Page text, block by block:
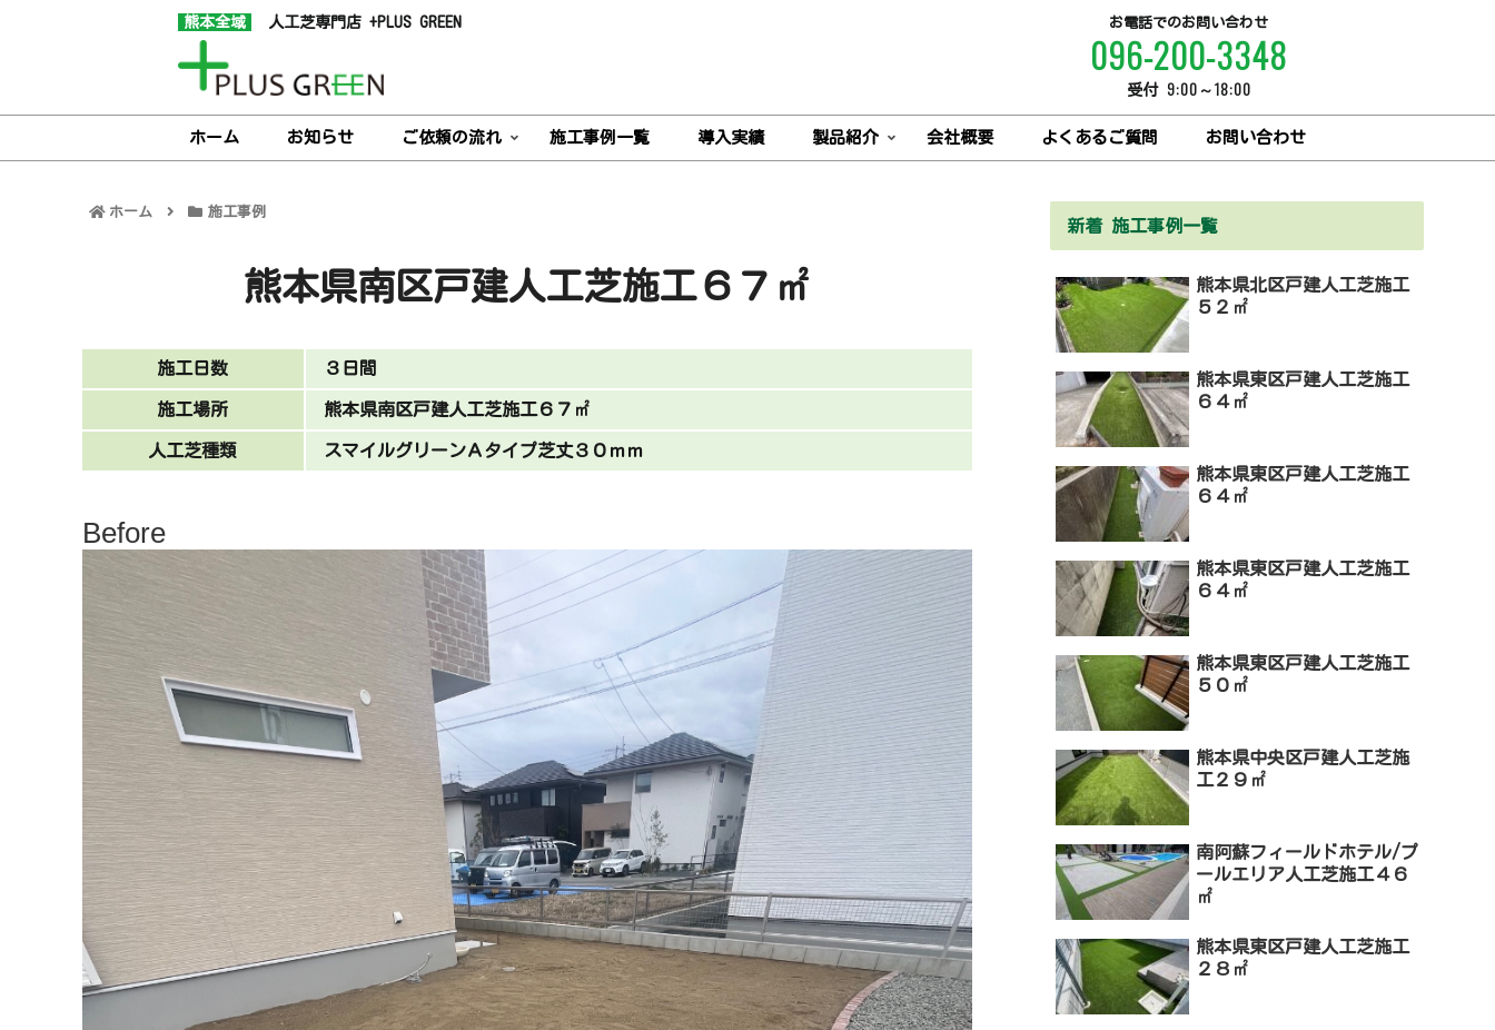
熊本全域 人工芝専門店 +PLUS GREEN お電話でのお問い合わせ
096-200-3348
受付 9:00～18:00
ホーム お知らせ ご依頼の流れ 施工事例一覧 導入実績 製品紹介 会社概要 よくあるご質問 お問い合わせ
ホーム 施工事例
熊本県南区戸建人工芝施工６７㎡
施工日数 ３日間
施工場所 熊本県南区戸建人工芝施工６７㎡
人工芝種類 スマイルグリーンＡタイプ芝丈３０ｍｍ
Before
新着 施工事例一覧
熊本県北区戸建人工芝施工
５２㎡
熊本県東区戸建人工芝施工
６４㎡
熊本県東区戸建人工芝施工
６４㎡
熊本県東区戸建人工芝施工
６４㎡
熊本県東区戸建人工芝施工
５０㎡
熊本県中央区戸建人工芝施
工２９㎡
南阿蘇フィールドホテル/プ
ールエリア人工芝施工４６
㎡
熊本県東区戸建人工芝施工
２８㎡